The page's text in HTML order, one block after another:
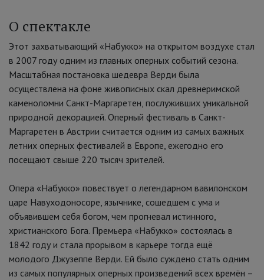
О спектакле
Этот захватывающий «Набукко» на открытом воздухе стал
в 2007 году одним из главных оперных событий сезона.
Масштабная постановка шедевра Верди была
осуществлена на фоне живописных скал древнеримской
каменоломни Санкт-Маргаретен, послуживших уникальной
природной декорацией. Оперный фестиваль в Санкт-
Маргаретен в Австрии считается одним из самых важных
летних оперных фестивалей в Европе, ежегодно его
посещают свыше 220 тысяч зрителей.
Опера «Набукко» повествует о легендарном вавилонском
царе Навуходоносоре, язычнике, сошедшем с ума и
объявившем себя богом, чем прогневал истинного,
христианского Бога. Премьера «Набукко» состоялась в
1842 году и стала прорывом в карьере тогда ещё
молодого Джузеппе Верди. Ей было суждено стать одним
из самых популярных оперных произведений всех времён –